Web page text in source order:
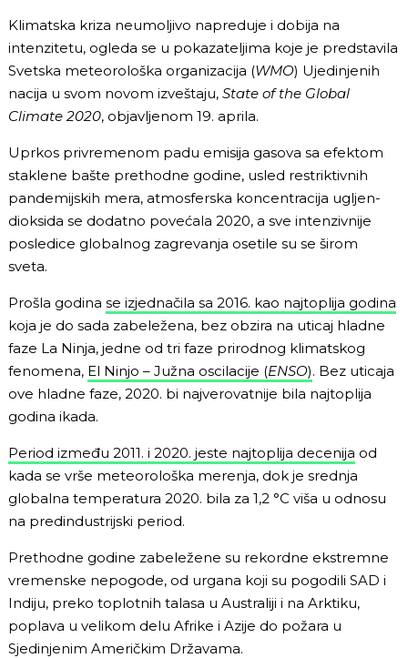
Klimatska kriza neumoljivo napreduje i dobija na
intenzitetu, ogleda se u pokazateljima koje je predstavila
Svetska meteorološka organizacija (WMO) Ujedinjenih
nacija u svom novom izveštaju, State of the Global
Climate 2020, objavljenom 19. aprila.
Uprkos privremenom padu emisija gasova sa efektom
staklene bašte prethodne godine, usled restriktivnih
pandemijskih mera, atmosferska koncentracija ugljen-
dioksida se dodatno povećala 2020, a sve intenzivnije
posledice globalnog zagrevanja osetile su se širom
sveta.
Prošla godina se izjednačila sa 2016. kao najtoplija godina
koja je do sada zabeležena, bez obzira na uticaj hladne
faze La Ninja, jedne od tri faze prirodnog klimatskog
fenomena, El Ninjo – Južna oscilacije (ENSO). Bez uticaja
ove hladne faze, 2020. bi najverovatnije bila najtoplija
godina ikada.
Period između 2011. i 2020. jeste najtoplija decenija od
kada se vrše meteorološka merenja, dok je srednja
globalna temperatura 2020. bila za 1,2 °C viša u odnosu
na predindustrijski period.
Prethodne godine zabeležene su rekordne ekstremne
vremenske nepogode, od urgana koji su pogodili SAD i
Indiju, preko toplotnih talasa u Australiji i na Arktiku,
poplava u velikom delu Afrike i Azije do požara u
Sjedinjenim Američkim Državama.